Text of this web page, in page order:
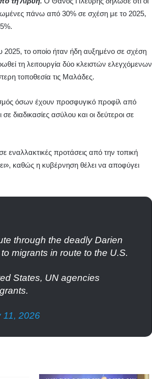
πάνω από 30% σε σχέση με το 2025,
το οποίο ήταν ήδη αυξημένο σε σχέση
τη λειτουργία δύο κλειστών ελεγχόμενων
τοποθεσία τις Μαλάδες.
όσων έχουν προσφυγικό προφίλ από
διαδικασίες ασύλου και οι δεύτεροι σε
εναλλακτικές προτάσεις από την τοπική
καθώς η κυβέρνηση θέλει να αποφύγει
through the deadly Darien
migrants in route to the U.S.
States, UN agencies
11, 2026